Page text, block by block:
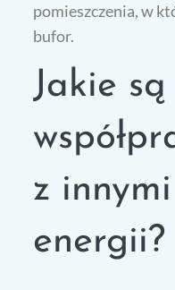
pomieszczenia, w
bufor.
Jakie
z
energii?